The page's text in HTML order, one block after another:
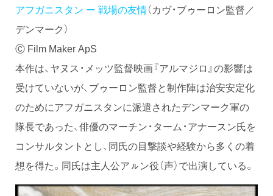
アフガニスタン ー 戦場の友情（カヴ・ブゥーロン監督／
デンマーク）
Ⓒ Film Maker ApS
本作は、ヤヌス・メッツ監督映画『アルマジロ』の影響は
受けていないが、ブゥーロン監督と制作陣は治安安定化
のためにアフガニスタンに派遣されたデンマーク軍の
隊長であった、俳優のマーチン・ターム・アナースン氏を
コンサルタントとし、同氏の目撃談や経験から多くの着
想を得た。同氏は主人公アㇽン役（声）で出演している。